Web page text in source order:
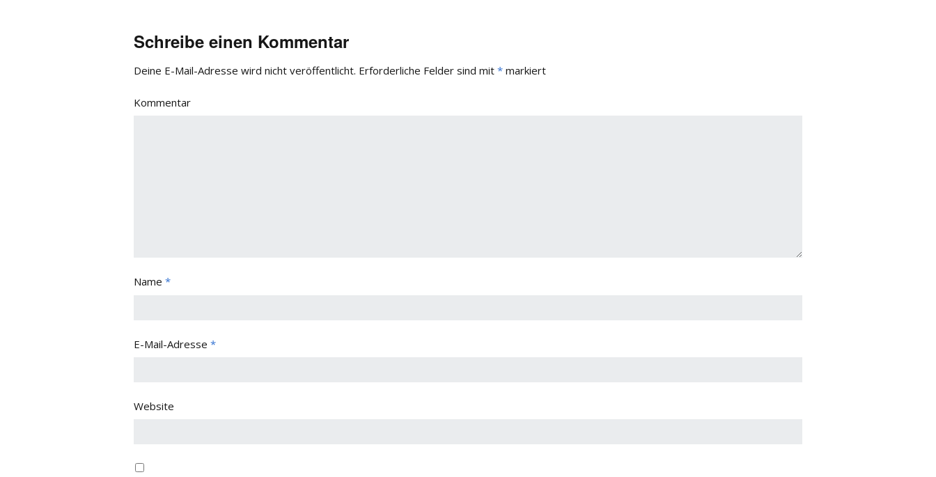
Schreibe einen Kommentar
Deine E-Mail-Adresse wird nicht veröffentlicht. Erforderliche Felder sind mit * markiert
Kommentar
Name *
E-Mail-Adresse *
Website